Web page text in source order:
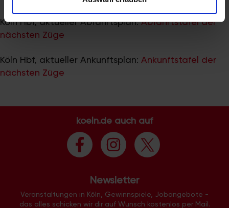
analysieren. Außerdem geben wir Informationen zu Ihrer
Verwendung unserer Website an unsere Partner für
soziale Medien, Werbung und Analysen weiter. Unsere
weiteren Daten zusammen, die Sie ihnen bereitgestellt
haben oder die sie im Rahmen Ihrer Nutzung der Dienste
Köln Hbf, aktueller Abfahrtsplan:Abfahrtstafel der
nächsten Züge
Köln Hbf, aktueller Ankunftsplan: Ankunftstafel der
nächsten Züge
koeln.de auch auf
Newsletter
Veranstaltungen in Köln, Gewinnspiele, Jobangebote -
das alles schicken wir dir auf Wunsch kostenlos per Mail.